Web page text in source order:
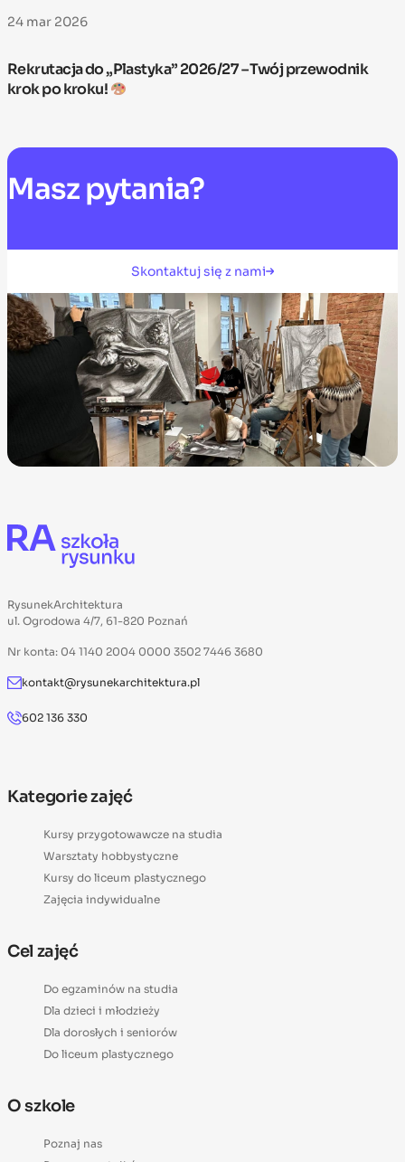
24 mar 2026
Rekrutacja do „Plastyka” 2026/27 – Twój przewodnik
krok po kroku!
Masz pytania?
Skontaktuj się z nami
RysunekArchitektura
ul. Ogrodowa 4/7, 61-820 Poznań
Nr konta: 04 1140 2004 0000 3502 7446 3680
kontakt@rysunekarchitektura.pl
602 136 330
Kategorie zajęć
Kursy przygotowawcze na studia
Warsztaty hobbystyczne
Kursy do liceum plastycznego
Zajęcia indywidualne
Cel zajęć
Do egzaminów na studia
Dla dzieci i młodzieży
Dla dorosłych i seniorów
Do liceum plastycznego
O szkole
Poznaj nas